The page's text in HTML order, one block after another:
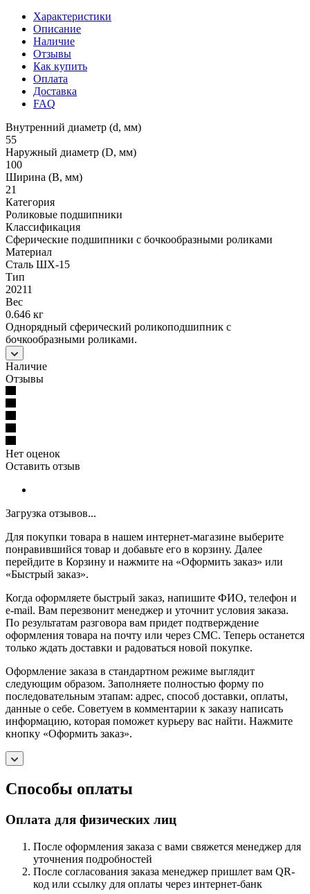
Характеристики
Описание
Наличие
Отзывы
Как купить
Оплата
Доставка
FAQ
Внутренний диаметр (d, мм)
55
Наружный диаметр (D, мм)
100
Ширина (B, мм)
21
Категория
Роликовые подшипники
Классификация
Сферические подшипники с бочкообразными роликами
Материал
Сталь ШХ-15
Тип
20211
Вес
0.646 кг
Однорядный сферический роликоподшипник с
бочкообразными роликами.
Наличие
Отзывы
Нет оценок
Оставить отзыв
Загрузка отзывов...
Для покупки товара в нашем интернет-магазине выберите
понравившийся товар и добавьте его в корзину. Далее
перейдите в Корзину и нажмите на «Оформить заказ» или
«Быстрый заказ».
Когда оформляете быстрый заказ, напишите ФИО, телефон и
e-mail. Вам перезвонит менеджер и уточнит условия заказа.
По результатам разговора вам придет подтверждение
оформления товара на почту или через СМС. Теперь останется
только ждать доставки и радоваться новой покупке.
Оформление заказа в стандартном режиме выглядит
следующим образом. Заполняете полностью форму по
последовательным этапам: адрес, способ доставки, оплаты,
данные о себе. Советуем в комментарии к заказу написать
информацию, которая поможет курьеру вас найти. Нажмите
кнопку «Оформить заказ».
Способы оплаты
Оплата для физических лиц
После оформления заказа с вами свяжется менеджер для
уточнения подробностей
После согласования заказа менеджер пришлет вам QR-
код или ссылку для оплаты через интернет-банк